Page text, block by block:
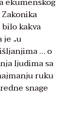
kakva
„u
… o
ljudima sa
ruku
snage